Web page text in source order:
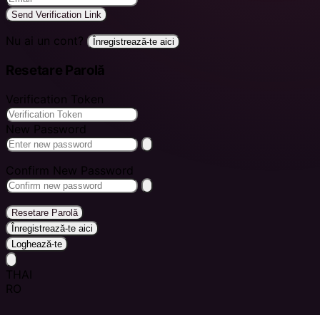
Send Verification Link
Nu ai un cont? Înregistrează-te aici
Resetare Parolă
Verification Token
New Password
Confirm New Password
Resetare Parolă
Înregistrează-te aici
Loghează-te
THAI
RO